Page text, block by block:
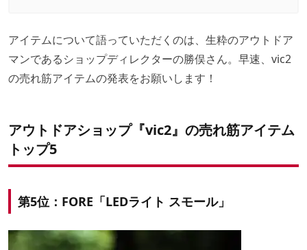
アイテムについて語っていただくのは、生粋のアウトドア
マンであるショップディレクターの勝俣さん。早速、vic2
の売れ筋アイテムの発表をお願いします！
アウトドアショップ『vic2』の売れ筋アイテム
トップ5
第5位：FORE「LEDライト スモール」